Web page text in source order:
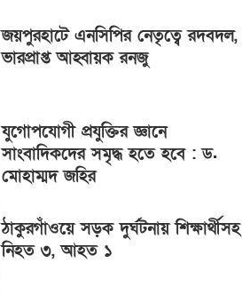
জয়পুরহাটে এনসিপির নেতৃত্বে রদবদল,
ভারপ্রাপ্ত আহ্বায়ক রনজু
যুগোপযোগী প্রযুক্তির জ্ঞানে
সাংবাদিকদের সমৃদ্ধ হতে হবে : ড.
মোহাম্মদ জহির
ঠাকুরগাঁওয়ে সড়ক দুর্ঘটনায় শিক্ষার্থীসহ
নিহত ৩, আহত ১